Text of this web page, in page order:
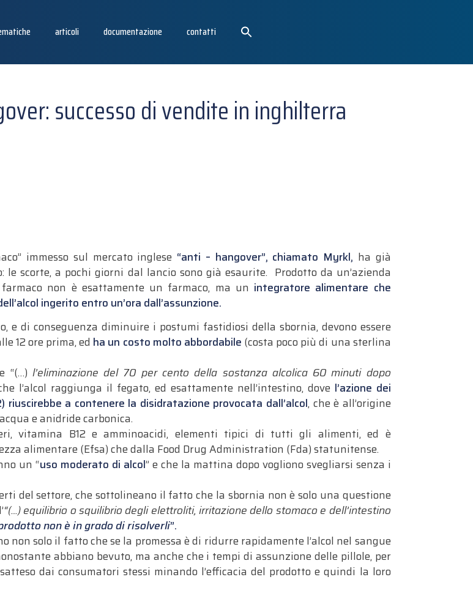
articoli documentazione contatti
successo di vendite in inghilterra
immesso sul mercato inglese “anti – hangover”, chiamato Myrkl, ha già
scorte, a pochi giorni dal lancio sono già esaurite. Prodotto da un’azienda
non è esattamente un farmaco, ma un integratore alimentare che
ingerito entro un’ora dall’assunzione.
e di conseguenza diminuire i postumi fastidiosi della sbornia, devono essere
12 ore prima, ed ha un costo molto abbordabile (costa poco più di una sterlina
“(…) l’eliminazione del 70 per cento della sostanza alcolica 60 minuti dopo
l’alcol raggiunga il fegato, ed esattamente nell’intestino, dove l’azione dei
a contenere la disidratazione provocata dall’alcol, che è all’origine
e anidride carbonica.
vitamina B12 e amminoacidi, elementi tipici di tutti gli alimenti, ed è
alimentare (Efsa) che dalla Food Drug Administration (Fda) statunitense.
un “uso moderato di alcol” e che la mattina dopo vogliono svegliarsi senza i
del settore, che sottolineano il fatto che la sbornia non è solo una questione
“(…) equilibrio o squilibrio degli elettroliti, irritazione dello stomaco e dell’intestino
non è in grado di risolverli”.
solo il fatto che se la promessa è di ridurre rapidamente l’alcol nel sangue
abbiano bevuto, ma anche che i tempi di assunzione delle pillole, per
dai consumatori stessi minando l’efficacia del prodotto e quindi la loro